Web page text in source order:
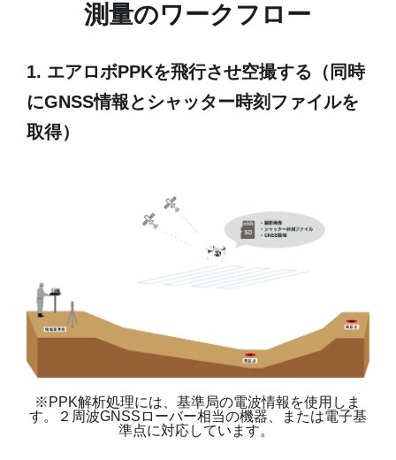
測量のワークフロー
1. エアロボPPKを飛行させ空撮する（同時
にGNSS情報とシャッター時刻ファイルを
取得）
※PPK解析処理には、基準局の電波情報を使用しま
す。２周波GNSSローバー相当の機器、または電子基
準点に対応しています。